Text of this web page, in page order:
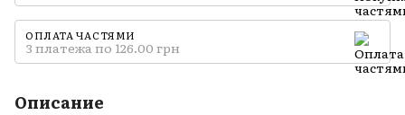
ОПЛАТА ЧАСТЯМИ
3 платежа по 126.00 грн
Описание